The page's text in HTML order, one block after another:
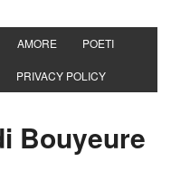
AMORE POETI
PRIVACY POLICY
Bouyeure